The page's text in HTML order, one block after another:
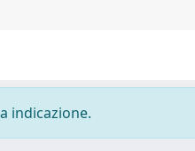
indicazione.